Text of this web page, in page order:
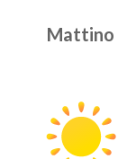
Mattino